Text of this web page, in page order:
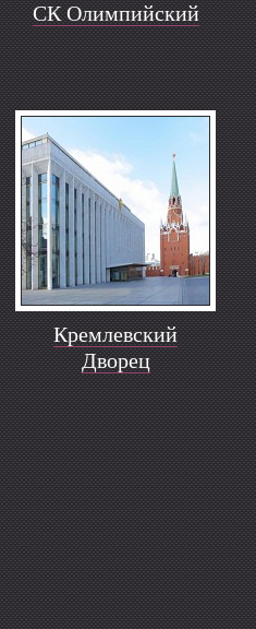
СК Олимпийский
Кремлевский
Дворец